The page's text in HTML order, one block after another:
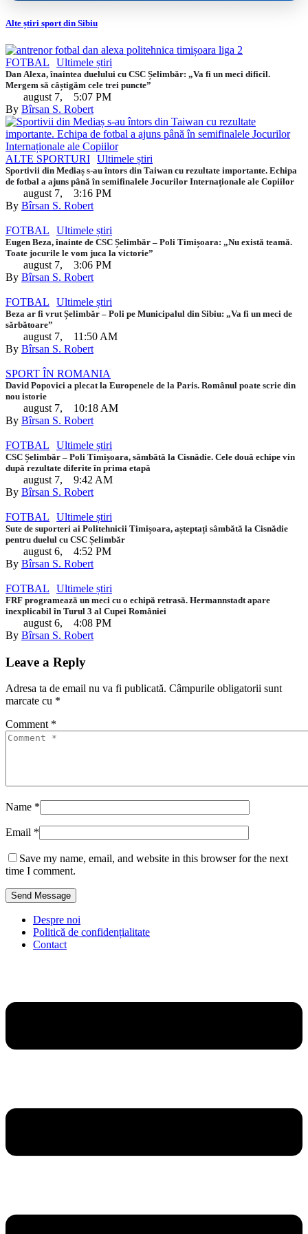
Alte știri sport din Sibiu
FOTBAL Ultimele știri
Dan Alexa, înaintea duelului cu CSC Șelimbăr: „Va fi un meci dificil.
Mergem să câștigăm cele trei puncte”
august 7,
5:07 PM
By Bîrsan S. Robert
ALTE SPORTURI Ultimele știri
Sportivii din Mediaș s-au întors din Taiwan cu rezultate importante. Echipa
de fotbal a ajuns până în semifinalele Jocurilor Internaționale ale Copiilor
august 7,
3:16 PM
By Bîrsan S. Robert
FOTBAL Ultimele știri
Eugen Beza, înainte de CSC Șelimbăr – Poli Timișoara: „Nu există teamă.
Toate jocurile le vom juca la victorie”
august 7,
3:06 PM
By Bîrsan S. Robert
FOTBAL Ultimele știri
Beza ar fi vrut Șelimbăr – Poli pe Municipalul din Sibiu: „Va fi un meci de
sărbătoare”
august 7,
11:50 AM
By Bîrsan S. Robert
SPORT ÎN ROMANIA
David Popovici a plecat la Europenele de la Paris. Românul poate scrie din
nou istorie
august 7,
10:18 AM
By Bîrsan S. Robert
FOTBAL Ultimele știri
CSC Șelimbăr – Poli Timișoara, sâmbătă la Cisnădie. Cele două echipe vin
după rezultate diferite în prima etapă
august 7,
9:42 AM
By Bîrsan S. Robert
FOTBAL Ultimele știri
Sute de suporteri ai Politehnicii Timișoara, așteptați sâmbătă la Cisnădie
pentru duelul cu CSC Șelimbăr
august 6,
4:52 PM
By Bîrsan S. Robert
FOTBAL Ultimele știri
FRF programează un meci cu o echipă retrasă. Hermannstadt apare
inexplicabil în Turul 3 al Cupei României
august 6,
4:08 PM
By Bîrsan S. Robert
Leave a Reply
Adresa ta de email nu va fi publicată. Câmpurile obligatorii sunt
marcate cu *
Comment *
Name *
Email *
Save my name, email, and website in this browser for the next
time I comment.
Send Message
Despre noi
Politică de confidențialitate
Contact